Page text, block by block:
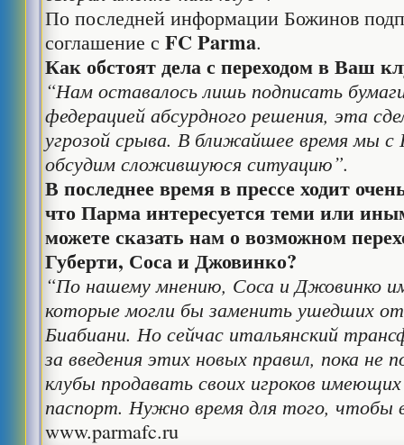
По последней информации Божинов
соглашение с FC Parma.
Как обстоят дела с переходом в Ваш
“Нам оставалось лишь подписать
федерацией абсурдного решения, эта
угрозой срыва. В ближайшее время мы
обсудим сложившуюся ситуацию”.
В последнее время в прессе ходит
что Парма интересуется теми или
можете сказать нам о возможном
Губерти, Соса и Джовинко?
“По нашему мнению, Соса и Джовинко
которые могли бы заменить ушедших
Биабиани. Но сейчас итальянский
за введения этих новых правил, пока не
клубы продавать своих игроков
паспорт. Нужно время для того, чтобы
www.parmafc.ru